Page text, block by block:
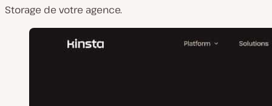
Storage de votre agence.